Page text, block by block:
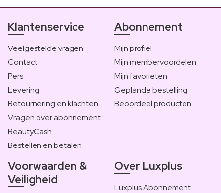
Klantenservice
Veelgestelde vragen
Contact
Pers
Levering
Retournering en klachten
Vragen over abonnement
BeautyCash
Bestellen en betalen
Abonnement
Mijn profiel
Mijn membervoordelen
Mijn favorieten
Geplande bestelling
Beoordeel producten
Voorwaarden &
Veiligheid
Over Luxplus
Luxplus Abonnement